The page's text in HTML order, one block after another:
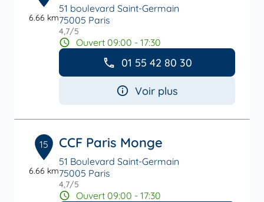
6.66 km
51 boulevard Saint-Germain
75005 Paris
4,7/5
Ouvert 09:00 - 17:30
01 55 42 80 30
Voir plus
15
6.66 km
CCF Paris Monge
51 Boulevard Saint-Germain
75005 Paris
4,7/5
Ouvert 09:00 - 17:30